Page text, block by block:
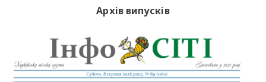
Архів випусків